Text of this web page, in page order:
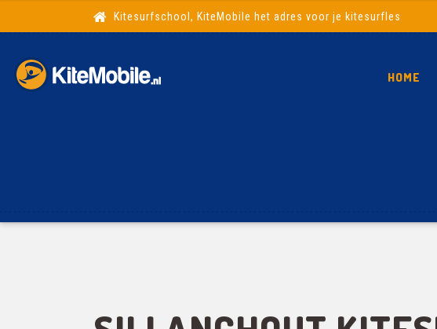
Kitesurfschool, KiteMobile het adres voor je kitesurfles
HOME